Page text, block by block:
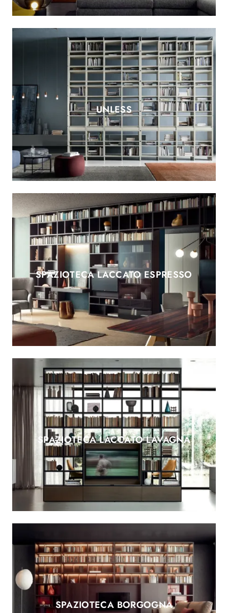
UNLESS
SPAZIOTECA LACCATO ESPRESSO
SPAZIOTECA LACCATO LAVAGNA
SPAZIOTECA BORGOGNA